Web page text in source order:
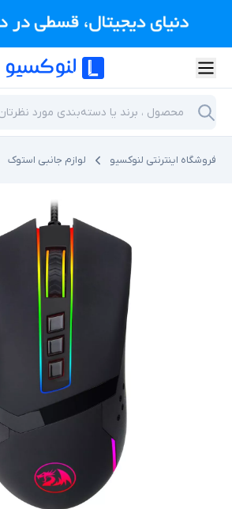
فروشگاه اینترنتی لنوکسیو لوازم جانبی استوک